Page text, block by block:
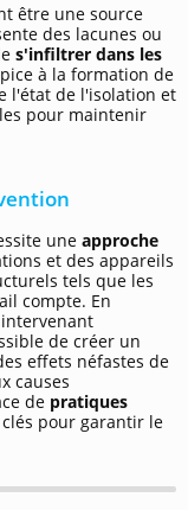
être une source
des lacunes ou
s'infiltrer dans les
à la formation de
l'état de l'isolation et
pour maintenir
une approche
et des appareils
tels que les
compte. En
de créer un
effets néfastes de
causes
de pratiques
pour garantir le